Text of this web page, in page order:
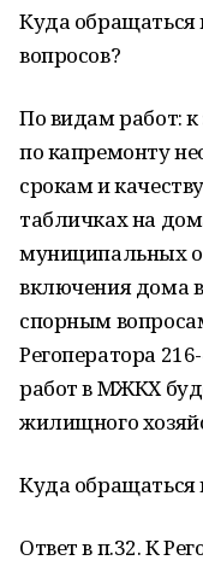
Куда обращаться
вопросов?
По видам работ: к
по капремонту
срокам и
табличках на
муниципальных
включения дома
спорным
Регоператора
работ в МЖКХ
жилищного
Куда обращаться
Ответ в п.32. К